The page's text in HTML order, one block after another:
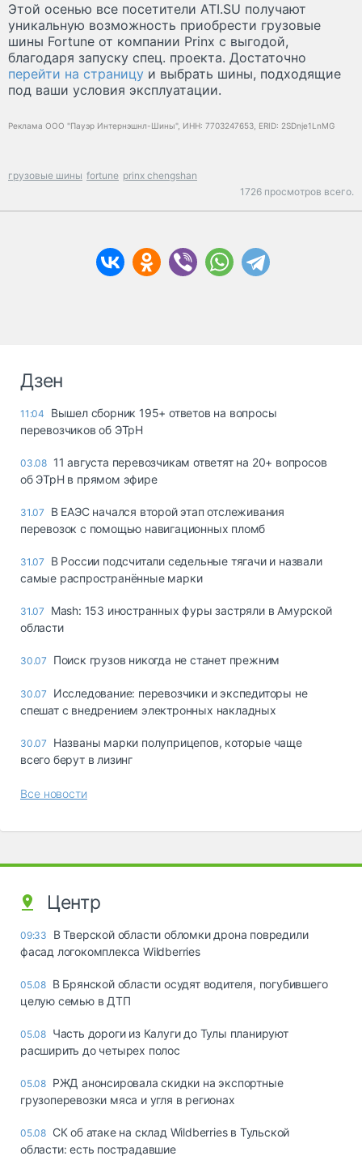
Этой осенью все посетители ATI.SU получают
уникальную возможность приобрести грузовые
шины Fortune от компании Prinx с выгодой,
благодаря запуску спец. проекта. Достаточно
перейти на страницу и выбрать шины, подходящие
под ваши условия эксплуатации.
Реклама ООО "Пауэр Интернэшнл-Шины", ИНН: 7703247653, ERID: 2SDnje1LnMG
грузовые шины fortune prinx chengshan
1726 просмотров всего.
Дзен
11:04
Вышел сборник 195+ ответов на вопросы
перевозчиков об ЭТрН
03.08 11 августа перевозчикам ответят на 20+ вопросов
об ЭТрН в прямом эфире
31.07
В ЕАЭС начался второй этап отслеживания
перевозок с помощью навигационных пломб
31.07
В России подсчитали седельные тягачи и назвали
самые распространённые марки
31.07
Mash: 153 иностранных фуры застряли в Амурской
области
30.07 Поиск грузов никогда не станет прежним
30.07
Исследование: перевозчики и экспедиторы не
спешат с внедрением электронных накладных
30.07
Названы марки полуприцепов, которые чаще
всего берут в лизинг
Все новости
Центр
09:33
В Тверской области обломки дрона повредили
фасад логокомплекса Wildberries
05.08 В Брянской области осудят водителя, погубившего
целую семью в ДТП
05.08 Часть дороги из Калуги до Тулы планируют
расширить до четырех полос
05.08 РЖД анонсировала скидки на экспортные
грузоперевозки мяса и угля в регионах
05.08 СК об атаке на склад Wildberries в Тульской
области: есть пострадавшие